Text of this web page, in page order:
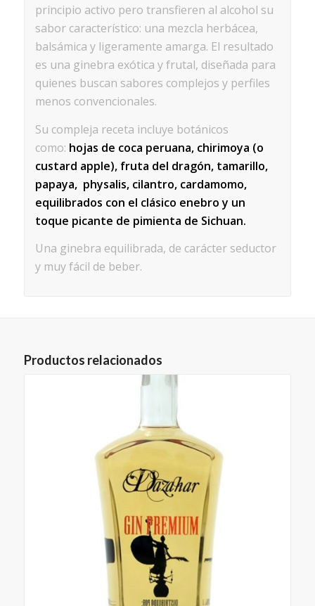
principio activo pero transfieren al alcohol su
sabor característico: una mezcla herbácea,
balsámica y ligeramente amarga. El resultado
es una ginebra exótica y frutal, diseñada para
quienes buscan sabores complejos y perfiles
menos convencionales.
Su compleja receta incluye botánicos
como: hojas de coca peruana, chirimoya (o
custard apple), fruta del dragón, tamarillo,
papaya, physalis, cilantro, cardamomo,
equilibrados con el clásico enebro y un
toque picante de pimienta de Sichuan.
Una ginebra equilibrada, de carácter seductor
y muy fácil de beber.
Productos relacionados